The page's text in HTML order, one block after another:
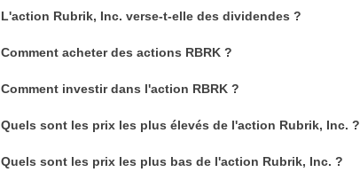
L'action Rubrik, Inc. verse-t-elle des dividendes ?
Comment acheter des actions RBRK ?
Comment investir dans l'action RBRK ?
Quels sont les prix les plus élevés de l'action Rubrik, Inc. ?
Quels sont les prix les plus bas de l'action Rubrik, Inc. ?